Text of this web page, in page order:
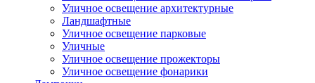
Уличное освещение архитектурные
Ландшафтные
Уличное освещение парковые
Уличные
Уличное освещение прожекторы
Уличное освещение фонарики